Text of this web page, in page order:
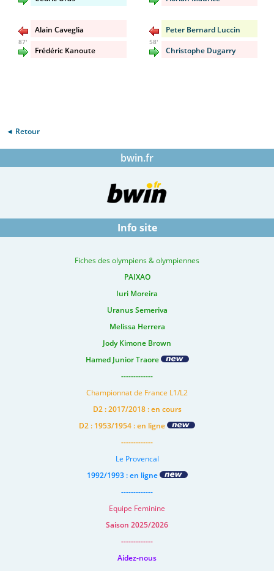
Alain Caveglia
87'
Frédéric Kanoute
Peter Bernard Luccin
58'
Christophe Dugarry
◄ Retour
bwin.fr
Info site
Fiches des olympiens & olympiennes
PAIXAO
Iuri Moreira
Uranus Semeriva
Melissa Herrera
Jody Kimone Brown
Hamed Junior Traore
-------------
Championnat de France L1/L2
D2 : 2017/2018 : en cours
D2 : 1953/1954 : en ligne
-------------
Le Provencal
1992/1993 : en ligne
-------------
Equipe Feminine
Saison 2025/2026
-------------
Aidez-nous